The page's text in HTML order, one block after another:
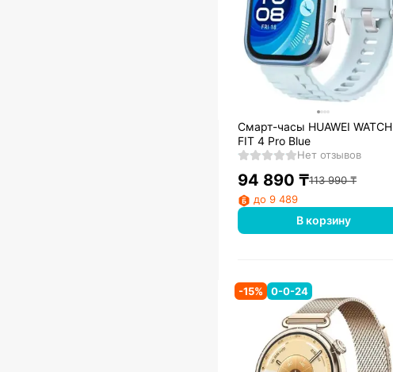
Смарт-часы HUAWEI WATCH
FIT 4 Pro Blue
Нет отзывов
94 890 ₸113 990₸
до 9 489
В корзину
-15% 0-0-24